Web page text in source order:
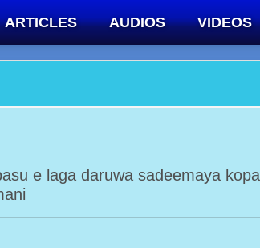
ARTICLES AUDIOS VIDEOS
e laga daruwa sadeemaya